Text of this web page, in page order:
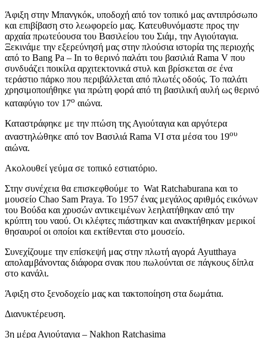
Άφιξη στην Μπανγκόκ, υποδοχή από τον τοπικό μας αντιπρόσωπο
και επιβίβαση στο λεωφορείο μας. Κατευθυνόμαστε προς την
αρχαία πρωτεύουσα του Βασιλείου του Σιάμ, την Αγιούταγια.
Ξεκινάμε την εξερεύνησή μας στην πλούσια ιστορία της περιοχής
από το Bang Pa – In το θερινό παλάτι του βασιλιά Rama V που
συνδυάζει ποικίλα αρχιτεκτονικά στυλ και βρίσκεται σε ένα
τεράστιο πάρκο που περιβάλλεται από πλωτές οδούς. Το παλάτι
χρησιμοποιήθηκε για πρώτη φορά από τη βασιλική αυλή ως θερινό
καταφύγιο τον 17ο αιώνα.
Καταστράφηκε με την πτώση της Αγιούταγια και αργότερα
αναστηλώθηκε από τον Βασιλιά Rama VI στα μέσα του 19ου
αιώνα.
Ακολουθεί γεύμα σε τοπικό εστιατόριο.
Στην συνέχεια θα επισκεφθούμε το Wat Ratchaburana και το
μουσείο Chao Sam Praya. Το 1957 ένας μεγάλος αριθμός εικόνων
του Βούδα και χρυσών αντικειμένων λεηλατήθηκαν από την
κρύπτη του ναού. Οι κλέφτες πιάστηκαν και ανακτήθηκαν μερικοί
θησαυροί οι οποίοι και εκτίθενται στο μουσείο.
Συνεχίζουμε την επίσκεψή μας στην πλωτή αγορά Ayutthaya
απολαμβάνοντας διάφορα σνακ που πωλούνται σε πάγκους δίπλα
στο κανάλι.
Άφιξη στο ξενοδοχείο μας και τακτοποίηση στα δωμάτια.
Διανυκτέρευση.
3η μέρα Αγιούταγια – Nakhon Ratchasima